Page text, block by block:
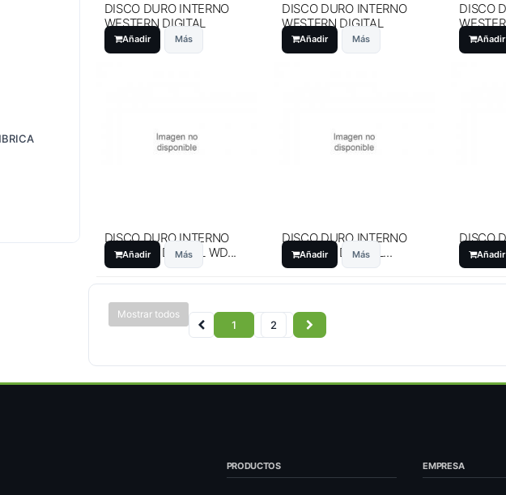
DISCO DURO INTERNO
WESTERN DIGITAL
500GB...
Añadir Más
DISCO DURO INTERNO
WESTERN DIGITAL
500GB...
Añadir Más
DISCO
500GB...
Añadir
DISCO DURO INTERNO
WESTERN DIGITAL WD...
Añadir Más
DISCO DURO INTERNO
WESTERN DIGITAL...
Añadir Más
DISCO
Añadir
Mostrar todos
1 2
PRODUCTOS EMPRESA